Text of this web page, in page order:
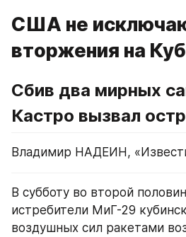
США не
вторжения на
Сбив два мирных
Кастро вызвал
Владимир НАДЕИН,
В субботу во второй
истребители МиГ-29
воздушных сил ракетами